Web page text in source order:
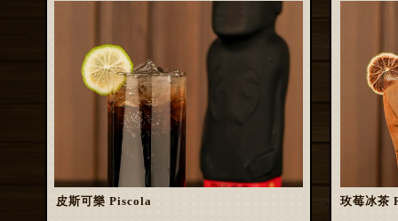
皮斯可樂 Piscola 玫莓冰茶